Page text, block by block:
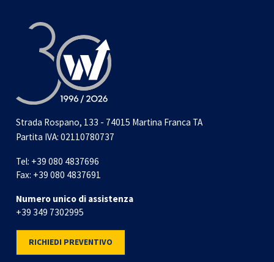
Strada Rospano, 133 - 74015 Martina Franca TA
Partita IVA: 02110780737
Tel: +39 080 4837696
Fax: +39 080 4837691
Numero unico di assistenza
+39 349 7302995
RICHIEDI PREVENTIVO